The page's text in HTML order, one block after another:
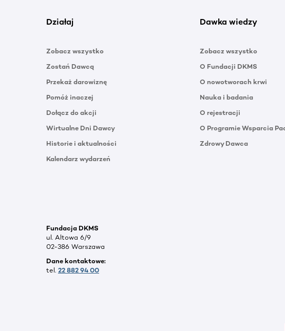
Działaj
Zobacz wszystko
Zostań Dawcą
Przekaż darowiznę
Pomóż inaczej
Dołącz do akcji
Wirtualne Dni Dawcy
Historie i aktualności
Kalendarz wydarzeń
Dawka wiedzy
Zobacz wszystko
O Fundacji DKMS
O nowotworach krwi
Nauka i badania
O rejestracji
O Programie Wsparcia
Zdrowy Dawca
Fundacja DKMS
ul. Altowa 6/9
02-386 Warszawa
Dane kontaktowe:
tel. 22 882 94 00